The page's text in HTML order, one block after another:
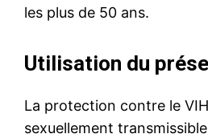
les plus de 50 ans.
Utilisation du
La protection contre le
sexuellement